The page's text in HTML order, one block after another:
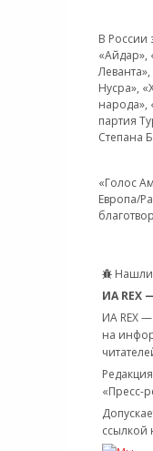
В России
«Айдар»,
Нусра»,
народа»,
партия
Степана
«Голос
Европа/
Нашли
ИА REX
ИА REX
на
«Пресс-
ссылкой